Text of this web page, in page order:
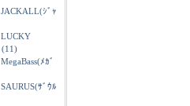
JACKALL(ｼﾞｬ
LUCKY
(11)
MegaBass(ﾒｶﾞ
SAURUS(ｻﾞｳﾙ